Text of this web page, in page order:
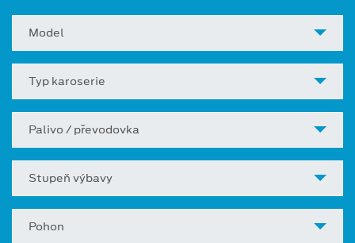
Model
Typ karoserie
Palivo / převodovka
Stupeň výbavy
Pohon